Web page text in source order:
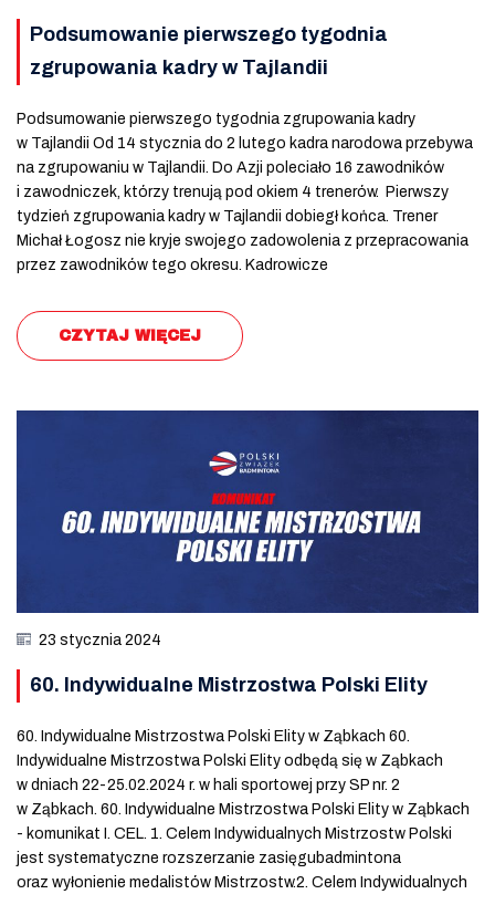
Podsumowanie pierwszego tygodnia
zgrupowania kadry w Tajlandii
Podsumowanie pierwszego tygodnia zgrupowania kadry
w Tajlandii Od 14 stycznia do 2 lutego kadra narodowa przebywa
na zgrupowaniu w Tajlandii. Do Azji poleciało 16 zawodników
i zawodniczek, którzy trenują pod okiem 4 trenerów. Pierwszy
tydzień zgrupowania kadry w Tajlandii dobiegł końca. Trener
Michał Łogosz nie kryje swojego zadowolenia z przepracowania
przez zawodników tego okresu. Kadrowicze
CZYTAJ WIĘCEJ
23 stycznia 2024
60. Indywidualne Mistrzostwa Polski Elity
60. Indywidualne Mistrzostwa Polski Elity w Ząbkach 60.
Indywidualne Mistrzostwa Polski Elity odbędą się w Ząbkach
w dniach 22-25.02.2024 r. w hali sportowej przy SP nr. 2
w Ząbkach. 60. Indywidualne Mistrzostwa Polski Elity w Ząbkach
- komunikat I. CEL. 1. Celem Indywidualnych Mistrzostw Polski
jest systematyczne rozszerzanie zasięgubadmintona
oraz wyłonienie medalistów Mistrzostw.2. Celem Indywidualnych